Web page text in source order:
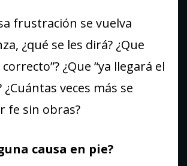
frustración se vuelva
¿qué se les dirá? ¿Que
¿Que “ya llegará el
¿Cuántas veces más se
fe sin obras?
causa en pie?